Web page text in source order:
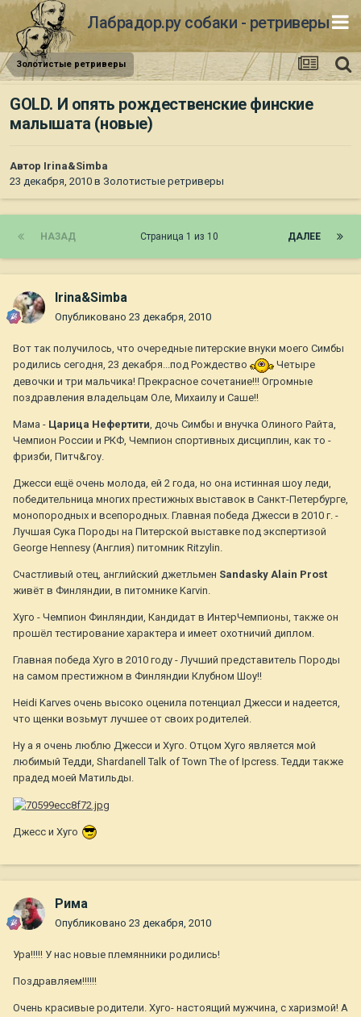
Лабрадор.ру собаки - ретриверы
Золотистые ретриверы
GOLD. И опять рождественские финские
малышата (новые)
Автор Irina&Simba
23 декабря, 2010 в Золотистые ретриверы
НАЗАД ДАЛЕЕ
Страница 1 из 10
Irina&Simba
Опубликовано 23 декабря, 2010
Вот так получилось, что очередные питерские внуки моего Симбы
родились сегодня, 23 декабря...под Рождество
Четыре
девочки и три мальчика! Прекрасное сочетание!!! Огромные
поздравления владельцам Оле, Михаилу и Саше!!
Мама - Царица Нефертити , дочь Симбы и внучка Олиного Райта,
Чемпион России и РКФ, Чемпион спортивных дисциплин, как то -
фризби, Питч&гоу.
Джесси ещё очень молода, ей 2 года, но она истинная шоу леди,
победительница многих престижных выставок в Санкт-Петербурге,
монопородных и всепородных. Главная победа Джесси в 2010 г. -
Лучшая Сука Породы на Питерской выставке под экспертизой
George Hennesy (Англия) питомник Ritzylin.
Счастливый отец, английский джетльмен Sandasky Alain Prost
живёт в Финляндии, в питомнике Karvin.
Хуго - Чемпион Финляндии, Кандидат в ИнтерЧемпионы, также он
прошёл тестирование характера и имеет охотничий диплом.
Главная победа Хуго в 2010 году - Лучший представитель Породы
на самом престижном в Финляндии Клубном Шоу!!
Heidi Karves очень высоко оценила потенциал Джесси и надеется,
что щенки возьмут лучшее от своих родителей.
Ну а я очень люблю Джесси и Хуго. Отцом Хуго является мой
любимый Тедди, Shardanell Talk of Town The of Ipcress. Тедди также
прадед моей Матильды.
Джесс и Хуго
Рима
Опубликовано 23 декабря, 2010
Ура!!!!! У нас новые племянники родились!
Поздравляем!!!!!!
Очень красивые родители. Хуго- настоящий мужчина, с харизмой! А